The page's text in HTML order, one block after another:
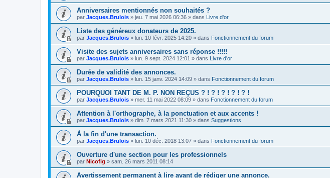
Anniversaires mentionnés non souhaités ?
par Jacques.Brulois » jeu. 7 mai 2026 06:36 » dans Livre d'or
Liste des généreux donateurs de 2025.
par Jacques.Brulois » lun. 10 févr. 2025 14:20 » dans Fonctionnement du forum
Visite des sujets anniversaires sans réponse !!!!!
par Jacques.Brulois » lun. 9 sept. 2024 12:01 » dans Livre d'or
Durée de validité des annonces.
par Jacques.Brulois » lun. 15 janv. 2024 14:09 » dans Fonctionnement du forum
POURQUOI TANT DE M. P. NON REÇUS ? ! ? ! ? ! ? ! ? !
par Jacques.Brulois » mer. 11 mai 2022 08:09 » dans Fonctionnement du forum
Attention à l'orthographe, à la ponctuation et aux accents !
par Jacques.Brulois » dim. 7 mars 2021 11:30 » dans Suggestions
À la fin d'une transaction.
par Jacques.Brulois » lun. 10 déc. 2018 13:07 » dans Fonctionnement du forum
Ouverture d'une section pour les professionnels
par Nicofig » sam. 26 mars 2011 08:14
Avertissement permanent à lire avant de rédiger une annonce.